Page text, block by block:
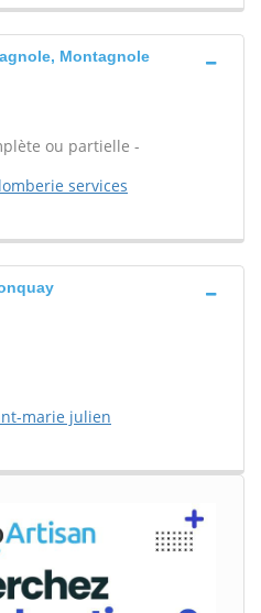
Montagnole
ou partielle -
services
marie julien